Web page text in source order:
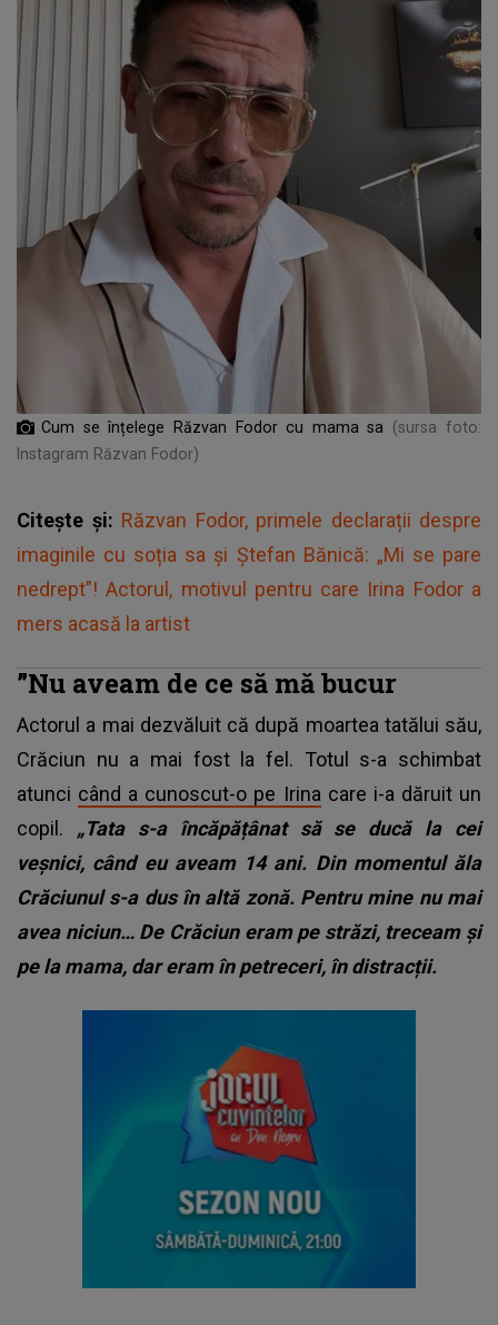
Cum se înțelege Răzvan Fodor cu mama sa
(sursa foto:
Instagram Răzvan Fodor)
Citește și: Răzvan Fodor, primele declarații despre
imaginile cu soția sa și Ștefan Bănică: „Mi se pare
nedrept”! Actorul, motivul pentru care Irina Fodor a
mers acasă la artist
”Nu aveam de ce să mă bucur
Actorul a mai dezvăluit că după moartea tatălui său,
Crăciun nu a mai fost la fel. Totul s-a schimbat
atunci când a cunoscut-o pe Irina care i-a dăruit un
copil. „Tata s-a încăpățânat să se ducă la cei
veșnici, când eu aveam 14 ani. Din momentul ăla
Crăciunul s-a dus în altă zonă. Pentru mine nu mai
avea niciun… De Crăciun eram pe străzi, treceam și
pe la mama, dar eram în petreceri, în distracții.